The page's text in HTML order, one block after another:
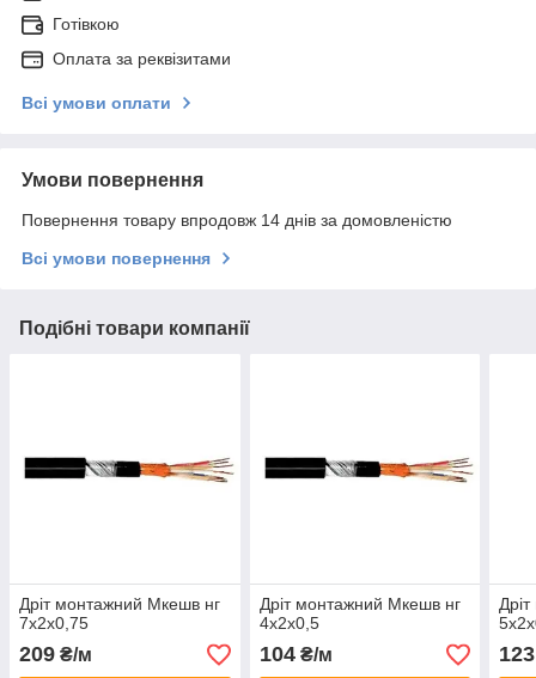
Готівкою
Оплата за реквізитами
Всі умови оплати
Умови повернення
Повернення товару впродовж 14 днів за домовленістю
Всі умови повернення
Подібні товари компанії
Дріт монтажний Мкешв нг
7х2х0,75
209 ₴/м
Дріт монтажний Мкешв нг
4х2х0,5
104₴/м 123